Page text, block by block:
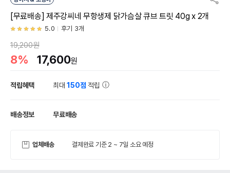
[무료배송] 제주강씨네 무항생제 닭가슴살 큐브 트릿 40g x 2개
5.0 후기 3개
19,200원
8% 17,600원
적립혜택 최대150점 적립
배송정보 무료배송
업체배송 결제완료 기준 2 ~ 7일 소요 예정